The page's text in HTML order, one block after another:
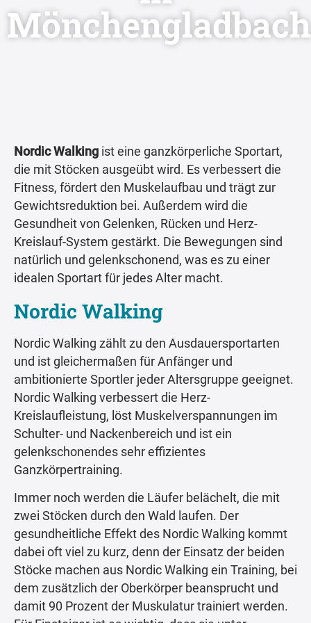
Mönchengladbach
Nordic Walking ist eine ganzkörperliche Sportart,
die mit Stöcken ausgeübt wird. Es verbessert die
Fitness, fördert den Muskelaufbau und trägt zur
Gewichtsreduktion bei. Außerdem wird die
Gesundheit von Gelenken, Rücken und Herz-
Kreislauf-System gestärkt. Die Bewegungen sind
natürlich und gelenkschonend, was es zu einer
idealen Sportart für jedes Alter macht.
Nordic Walking
Nordic Walking zählt zu den Ausdauersportarten
und ist gleichermaßen für Anfänger und
ambitionierte Sportler jeder Altersgruppe geeignet.
Nordic Walking verbessert die Herz-
Kreislaufleistung, löst Muskelverspannungen im
Schulter- und Nackenbereich und ist ein
gelenkschonendes sehr effizientes
Ganzkörpertraining.
Immer noch werden die Läufer belächelt, die mit
zwei Stöcken durch den Wald laufen. Der
gesundheitliche Effekt des Nordic Walking kommt
dabei oft viel zu kurz, denn der Einsatz der beiden
Stöcke machen aus Nordic Walking ein Training, bei
dem zusätzlich der Oberkörper beansprucht und
damit 90 Prozent der Muskulatur trainiert werden.